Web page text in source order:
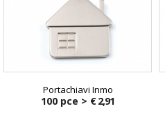
Portachiavi Inmo
100 pce > € 2,91